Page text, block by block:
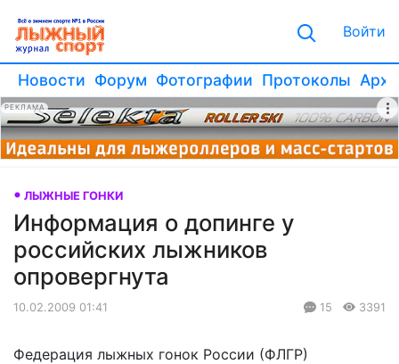
Войти
Новости Форум Фотографии Протоколы
РЕКЛАМА
ЛЫЖНЫЕ ГОНКИ
Информация о допинге у
российских лыжников
опровергнута
10.02.2009 01:41 15 3391
Федерация лыжных гонок России (ФЛГР)